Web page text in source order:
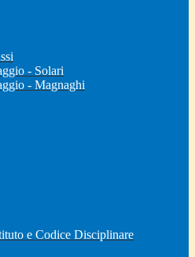
- Solari
- Magnaghi
e Codice Disciplinare